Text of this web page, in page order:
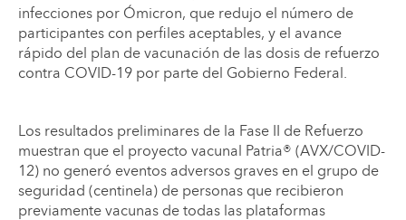
infecciones por Ómicron, que redujo el número de
participantes con perfiles aceptables, y el avance
rápido del plan de vacunación de las dosis de refuerzo
contra COVID-19 por parte del Gobierno Federal.
Los resultados preliminares de la Fase II de Refuerzo
muestran que el proyecto vacunal Patria® (AVX/COVID-
12) no generó eventos adversos graves en el grupo de
seguridad (centinela) de personas que recibieron
previamente vacunas de todas las plataformas